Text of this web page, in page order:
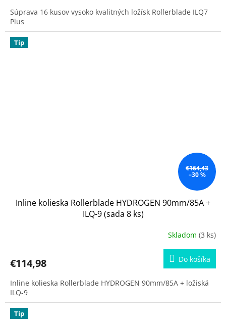
Súprava 16 kusov vysoko kvalitných ložísk Rollerblade ILQ7
Plus
Tip
€164,43
–30 %
Inline kolieska Rollerblade HYDROGEN 90mm/85A +
ILQ-9 (sada 8 ks)
Skladom (3 ks)
€114,98 Do košíka
Inline kolieska Rollerblade HYDROGEN 90mm/85A + ložiská
ILQ-9
Tip